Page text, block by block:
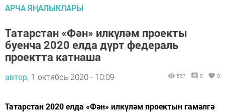
АРЧА ЯҢАЛЫКЛАРЫ
Татарстан «Фән» илкүләм проекты
буенча 2020 елда дүрт федераль
проектта катнаша
автор, 1 октябрь 2020 - 10:09 837 0 0
Татарстан 2020 елда «Фән» илкүләм проектын гамәлгә